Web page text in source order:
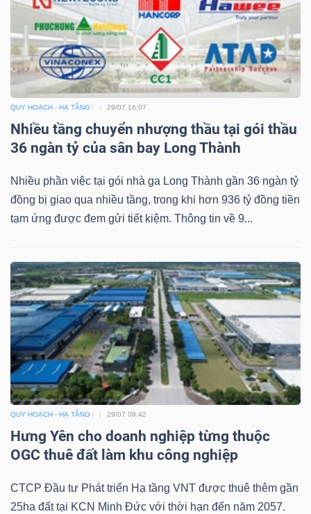
QUY HOẠCH - HẠ TẦNG 29/07 16:07
Nhiều tầng chuyển nhượng thầu tại gói thầu
36 ngàn tỷ của sân bay Long Thành
Nhiều phần việc tại gói nhà ga Long Thành gần 36 ngàn tỷ
đồng bị giao qua nhiều tầng, trong khi hơn 936 tỷ đồng tiền
tạm ứng được đem gửi tiết kiệm. Thông tin về 9...
QUY HOẠCH - HẠ TẦNG 29/07 09:42
Hưng Yên cho doanh nghiệp từng thuộc
OGC thuê đất làm khu công nghiệp
CTCP Đầu tư Phát triển Hạ tầng VNT được thuê thêm gần
25ha đất tại KCN Minh Đức với thời hạn đến năm 2057.